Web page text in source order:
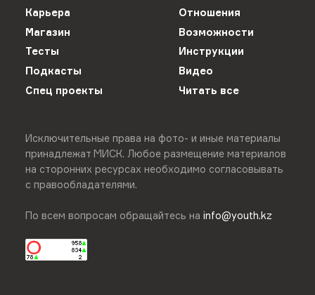
Карьера
Отношения
Магазин
Возможности
Тесты
Инструкции
Подкасты
Видео
Спец проекты
Читать все
Исключительные права на фото- и иные материалы
принадлежат МИСК. Любое размещение материалов
на сторонних ресурсах необходимо согласовывать
с правообладателями.
По всем вопросам обращайтесь на info@youth.kz